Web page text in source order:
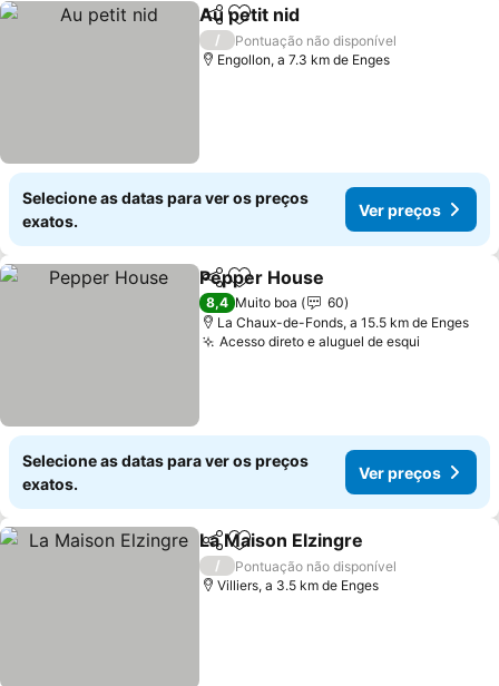
PartilharAdicionar aos favoritos
Au petit nid
/
Pontuação não disponível
Engollon, a 7.3 km de Enges
Selecione as datas para ver os preços
exatos.
Ver preços
PartilharAdicionar aos favoritos
Pepper House
8,4 Muito boa
60
La Chaux-de-Fonds, a 15.5 km de Enges
Acesso direto e aluguel de esqui
Selecione as datas para ver os preços
exatos.
Ver preços
PartilharAdicionar aos favoritos
La Maison Elzingre
/
Pontuação não disponível
Villiers, a 3.5 km de Enges